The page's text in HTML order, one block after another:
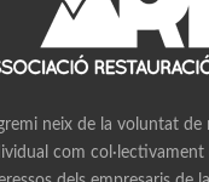
neix de la voluntat
com col·lectivament